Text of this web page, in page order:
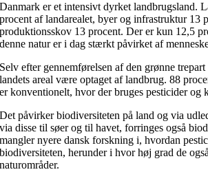
Danmark er et intensivt dyrket landbrugsland.
procent af landarealet, byer og infrastruktur 13
produktionsskov 13 procent. Der er kun 12,5
denne natur er i dag stærkt påvirket af
Selv efter gennemførelsen af den grønne
landets areal være optaget af landbrug. 88
er konventionelt, hvor der bruges pesticider og
Det påvirker biodiversiteten på land og via
via disse til søer og til havet, forringes også
mangler nyere dansk forskning i, hvordan
biodiversiteten, herunder i hvor høj grad de
naturområder.